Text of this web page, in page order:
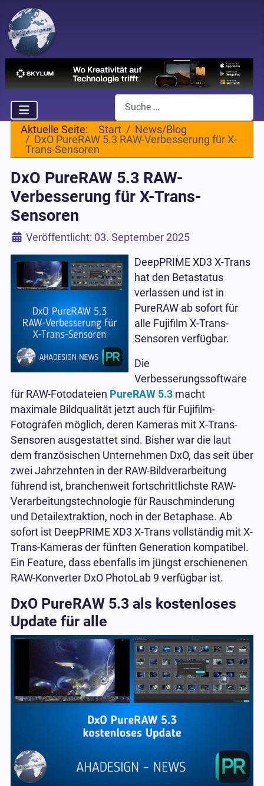
Suchen
Aktuelle Seite: Start
News/Blog
DxO PureRAW 5.3 RAW-Verbesserung für X-
Trans-Sensoren
DxO PureRAW 5.3 RAW-
Verbesserung für X-Trans-
Sensoren
Details
Veröffentlicht: 03. September 2025
DeepPRIME XD3 X-Trans
hat den Betastatus
verlassen und ist in
PureRAW ab sofort für
alle Fujifilm X-Trans-
Sensoren verfügbar.
Die
Verbesserungssoftware
für RAW-Fotodateien PureRAW 5.3macht
maximale Bildqualität jetzt auch für Fujifilm-
Fotografen möglich, deren Kameras mit X-Trans-
Sensoren ausgestattet sind. Bisher war die laut
dem französischen Unternehmen DxO, das seit über
zwei Jahrzehnten in der RAW-Bildverarbeitung
führend ist, branchenweit fortschrittlichste RAW-
Verarbeitungstechnologie für Rauschminderung
und Detailextraktion, noch in der Betaphase. Ab
sofort ist DeepPRIME XD3 X-Trans vollständig mit X-
Trans-Kameras der fünften Generation kompatibel.
Ein Feature, dass ebenfalls im jüngst erschienenen
RAW-Konverter DxO PhotoLab 9 verfügbar ist.
DxO PureRAW 5.3 als kostenloses
Update für alle